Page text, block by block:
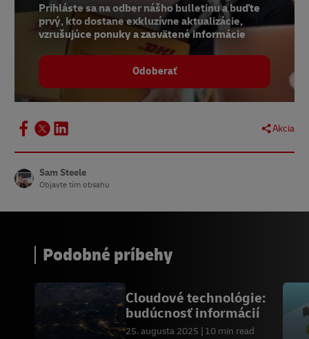
Prihláste sa na odber nášho bulletinu a buďte
prvý, kto dostane exkluzívne aktualizácie,
vzrušujúce ponuky a zasvätené informácie
Odoberať
Akcia
Sam Steele
Objavte tím obsahu
Podobné príbehy
Cloudové technológie:
budúcnosť informácií
25. augusta 2025 10 min read